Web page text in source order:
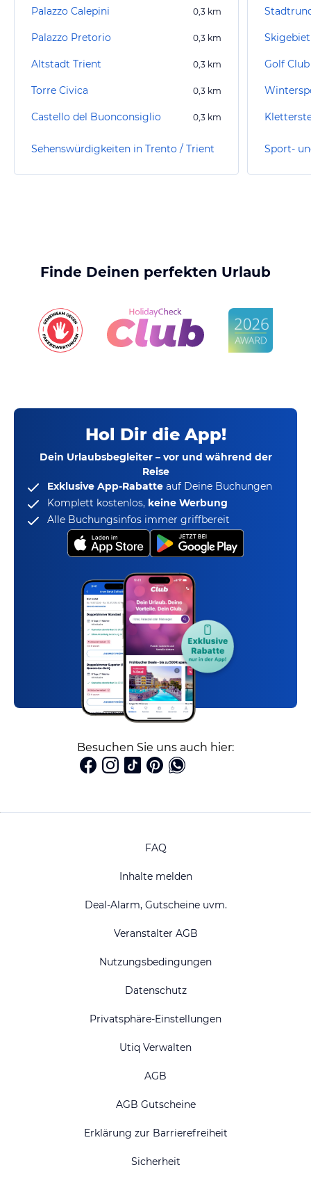
Palazzo Calepini 0,3 km
Palazzo Pretorio 0,3 km
Altstadt Trient 0,3 km
Torre Civica 0,3 km
Castello del Buonconsiglio 0,3 km
Sehenswürdigkeiten in Trento / Trient
Golf
Finde Deinen perfekten Urlaub
Hol Dir die App!
Dein Urlaubsbegleiter – vor und während der
Reise
Exklusive App-Rabatte auf Deine Buchungen
Komplett kostenlos, keine Werbung
Alle Buchungsinfos immer griffbereit
Besuchen Sie uns auch hier:
FAQ
Inhalte melden
Deal-Alarm, Gutscheine uvm.
Veranstalter AGB
Nutzungsbedingungen
Datenschutz
Privatsphäre-Einstellungen
Utiq Verwalten
AGB
AGB Gutscheine
Erklärung zur Barrierefreiheit
Sicherheit